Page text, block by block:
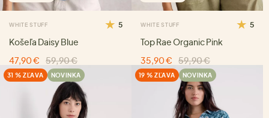
WHITE STUFF 5
Košeľa Daisy Blue
47,90 €
59,90 €
WHITE STUFF 5
Top Rae Organic Pink
35,90 €
59,90 €
31 % ZĽAVA NOVINKA 19 % ZĽAVA NOVINKA